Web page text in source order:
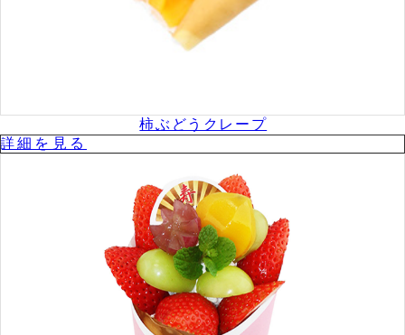
柿ぶどうクレープ
詳細を⾒る